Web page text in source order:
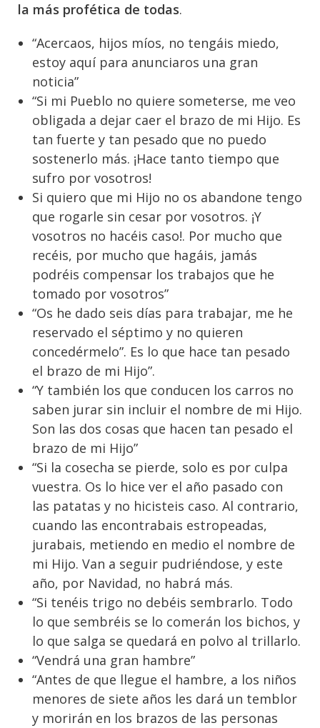
la más profética de todas.
“Acercaos, hijos míos, no tengáis miedo,
estoy aquí para anunciaros una gran
noticia”
“Si mi Pueblo no quiere someterse, me veo
obligada a dejar caer el brazo de mi Hijo. Es
tan fuerte y tan pesado que no puedo
sostenerlo más. ¡Hace tanto tiempo que
sufro por vosotros!
Si quiero que mi Hijo no os abandone tengo
que rogarle sin cesar por vosotros. ¡Y
vosotros no hacéis caso!. Por mucho que
recéis, por mucho que hagáis, jamás
podréis compensar los trabajos que he
tomado por vosotros”
“Os he dado seis días para trabajar, me he
reservado el séptimo y no quieren
concedérmelo”. Es lo que hace tan pesado
el brazo de mi Hijo”.
“Y también los que conducen los carros no
saben jurar sin incluir el nombre de mi Hijo.
Son las dos cosas que hacen tan pesado el
brazo de mi Hijo”
“Si la cosecha se pierde, solo es por culpa
vuestra. Os lo hice ver el año pasado con
las patatas y no hicisteis caso. Al contrario,
cuando las encontrabais estropeadas,
jurabais, metiendo en medio el nombre de
mi Hijo. Van a seguir pudriéndose, y este
año, por Navidad, no habrá más.
“Si tenéis trigo no debéis sembrarlo. Todo
lo que sembréis se lo comerán los bichos, y
lo que salga se quedará en polvo al trillarlo.
“Vendrá una gran hambre”
“Antes de que llegue el hambre, a los niños
menores de siete años les dará un temblor
y morirán en los brazos de las personas